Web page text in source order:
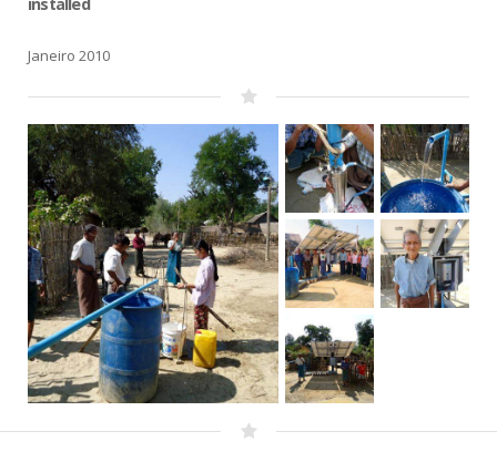
Janeiro 2010